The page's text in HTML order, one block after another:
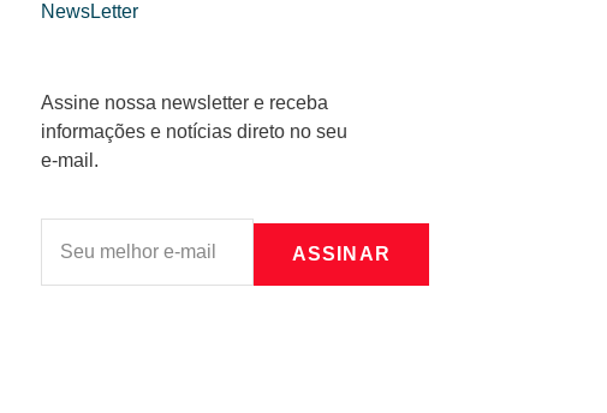
NewsLetter
Assine nossa newsletter e receba
informações e notícias direto no seu
e-mail.
ASSINAR